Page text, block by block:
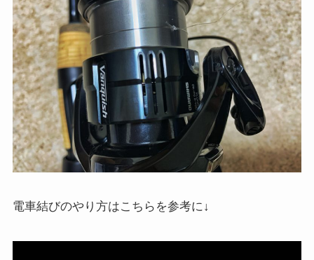
電車結びのやり方はこちらを参考に↓